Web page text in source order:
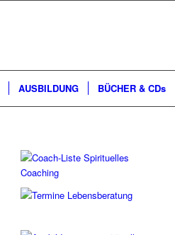
AUSBILDUNG BÜCHER & CDs